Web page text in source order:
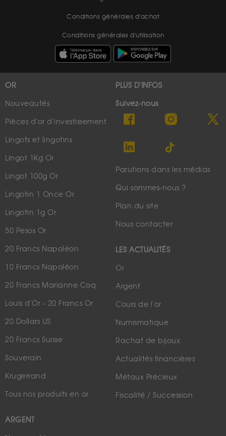
Conditions générales d'achat
Conditions générales d'utilisation
OR
Nouveautés
Pièces d'or d'investissement
Lingots et lingotins
Lingot 1Kg Or
Lingot 100g Or
Lingotin 1 Once Or
Lingotin 1g Or
50 Pesos Or
20 Francs Napoléon
10 Francs Napoléon
20 Francs Marianne Coq
Louis d'Or - 20 Francs Or
20 Dollars US
20 Francs Suisse
Souverain
Krugerrand
Tous nos produits en or
ARGENT
PLUS D'INFOS
Suivez-nous
Parutions dans les médias
Qui sommes-nous ?
Plan du site
Nous contacter
LES ACTUALITÉS
Or
Argent
Cours de l'or
Numismatique
Rachat de bijoux
Actualités financières
Métaux Précieux
Fiscalité / Succession